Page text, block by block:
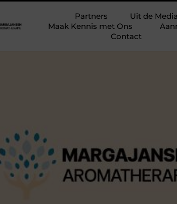
Partners
Uit de Media
Maak Kennis met Ons
Contact